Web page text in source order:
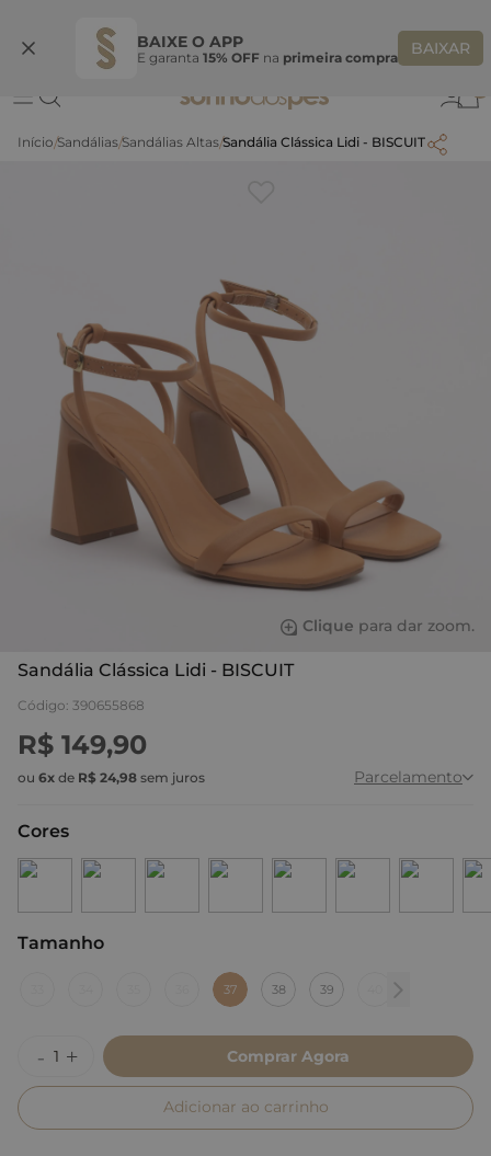
BAIXE O APP
E garanta 15% OFF na primeira compra BAIXAR
Ganhe 10% OFF na coleção utilizando o código do seu vendedor*
Sandálias Sandálias Altas Sandália Clássica Lidi - BISCUIT
Clique para dar zoom.
Sandália Clássica Lidi - BISCUIT
Código: 390655868
R$ 149,90
ou 6x de R$ 24,98 sem juros Parcelamento
Cores
Tamanho
37 38 39
Comprar Agora
Adicionar ao carrinho